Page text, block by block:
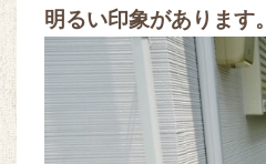
明るい印象があります。